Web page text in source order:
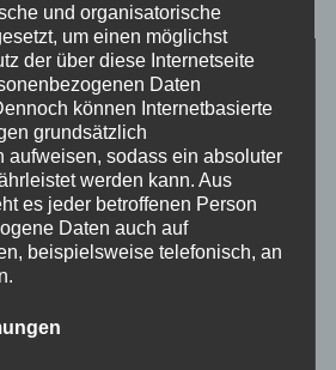
und organisatorische
um einen möglichst
der über diese Internetseite
Daten
können Internetbasierte
grundsätzlich
aufweisen, sodass ein absoluter
werden kann. Aus
es jeder betroffenen Person
Daten auch auf
beispielsweise telefonisch, an